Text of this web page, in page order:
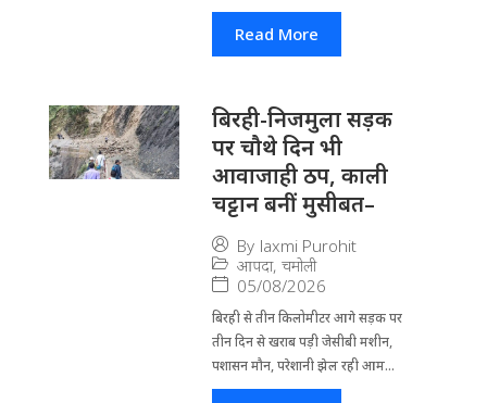
Read More
बिरही-निजमुला सड़क
पर चौथे दिन भी
आवाजाही ठप, काली
चट्टान बनीं मुसीबत–
By laxmi Purohit
आपदा, चमोली
05/08/2026
बिरही से तीन किलोमीटर आगे सड़क पर
तीन दिन से खराब पड़ी जेसीबी मशीन,
पशासन मौन, परेशानी झेल रही आम...